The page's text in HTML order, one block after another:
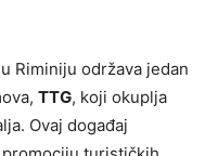
Riminiju održava jedan
TTG, koji okuplja
Ovaj događaj